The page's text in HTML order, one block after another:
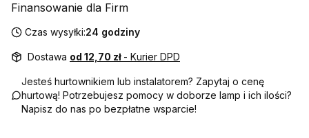
Finansowanie dla Firm
Czas wysyłki:24 godziny
Dostawa od 12,70 zł - Kurier DPD
Jesteś hurtownikiem lub instalatorem? Zapytaj o cenę
hurtową! Potrzebujesz pomocy w doborze lamp i ich ilości?
Napisz do nas po bezpłatne wsparcie!